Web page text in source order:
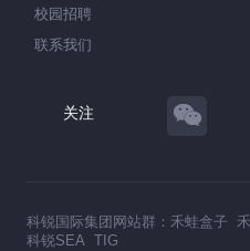
校园招聘
联系我们
关注
科锐国际集团网站群： 禾蛙盒子
科锐SEA TIG